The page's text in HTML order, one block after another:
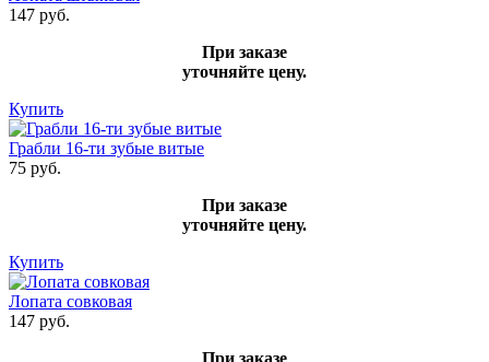
147 руб.
При заказе
уточняйте цену.
Купить
Грабли 16-ти зубые витые
75 руб.
При заказе
уточняйте цену.
Купить
Лопата совковая
147 руб.